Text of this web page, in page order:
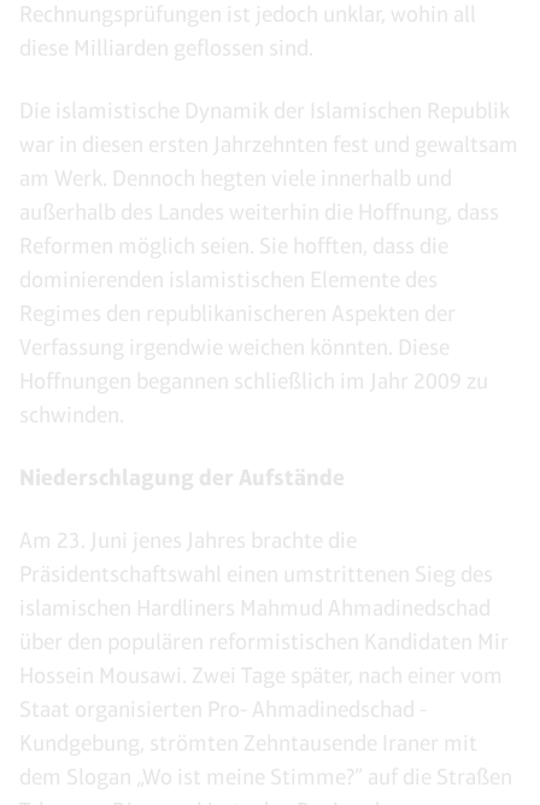
Rechnungsprüfungen ist jedoch unklar, wohin all
diese Milliarden geflossen sind.
Die islamistische Dynamik der Islamischen Republik
war in diesen ersten Jahrzehnten fest und gewaltsam
am Werk. Dennoch hegten viele innerhalb und
außerhalb des Landes weiterhin die Hoffnung, dass
Reformen möglich seien. Sie hofften, dass die
dominierenden islamistischen Elemente des
Regimes den republikanischeren Aspekten der
Verfassung irgendwie weichen könnten. Diese
Hoffnungen begannen schließlich im Jahr 2009 zu
schwinden.
Niederschlagung der Aufstände
Am 23. Juni jenes Jahres brachte die
Präsidentschaftswahl einen umstrittenen Sieg des
islamischen Hardliners Mahmud Ahmadinedschad
über den populären reformistischen Kandidaten Mir
Hossein Mousawi. Zwei Tage später, nach einer vom
Staat organisierten Pro- Ahmadinedschad -
Kundgebung, strömten Zehntausende Iraner mit
dem Slogan „Wo ist meine Stimme?” auf die Straßen